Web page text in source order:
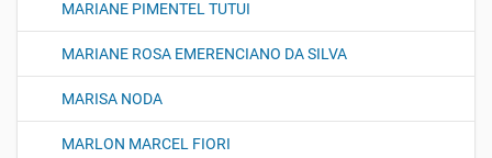
MARIANE PIMENTEL TUTUI
MARIANE ROSA EMERENCIANO DA SILVA
MARISA NODA
MARLON MARCEL FIORI